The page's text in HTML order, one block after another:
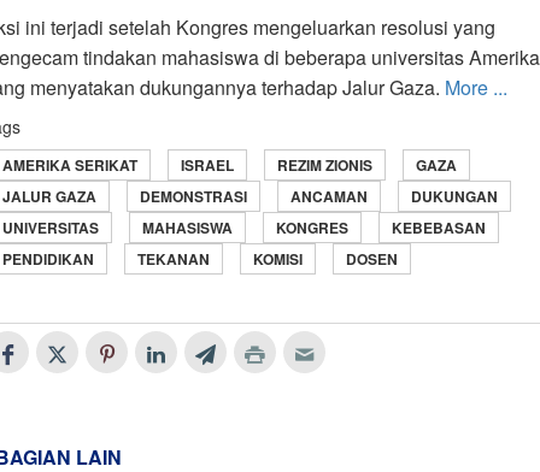
ini terjadi setelah Kongres mengeluarkan resolusi yang
tindakan mahasiswa di beberapa universitas Amerika
menyatakan dukungannya terhadap Jalur Gaza. More ...
AMERIKA SERIKAT ISRAEL REZIM ZIONIS
GAZA
JALUR GAZA
DEMONSTRASI ANCAMAN
DUKUNGAN
UNIVERSITAS
MAHASISWA KONGRES
KEBEBASAN
PENDIDIKAN
TEKANAN KOMISI DOSEN
LAIN